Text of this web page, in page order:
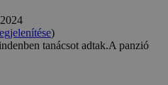
)
tanácsot adtak.A panzió